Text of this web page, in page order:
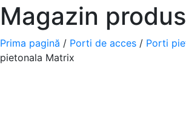
Magazin
Prima pagină / Porti de acces / Porti
pietonala Matrix